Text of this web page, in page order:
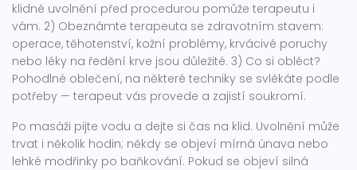
klidné uvolnění před procedurou pomůže terapeutu i
vám. 2) Obeznámte terapeuta se zdravotním stavem:
operace, těhotenství, kožní problémy, krvácivé poruchy
nebo léky na ředění krve jsou důležité. 3) Co si obléct?
Pohodlné oblečení, na některé techniky se svlékáte podle
potřeby — terapeut vás provede a zajistí soukromí.
Po masáži pijte vodu a dejte si čas na klid. Uvolnění může
trvat i několik hodin; někdy se objeví mírná únava nebo
lehké modřinky po baňkování. Pokud se objeví silná